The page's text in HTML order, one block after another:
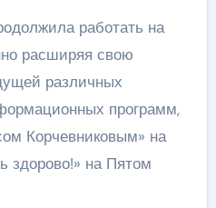
работать на
расширяя свою
различных
программ,
Корчевниковым» на
здорово!» на Пятом